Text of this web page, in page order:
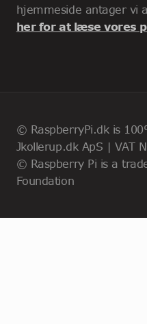
hjemmeside antager vi
her for at læse vores
© RaspberryPi.dk is
Jkollerup.dk ApS | VAT
© Raspberry Pi is a
Foundation